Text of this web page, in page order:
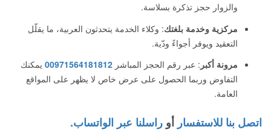
والزوار حجز تذكرة بسلاسة.
مركزية وخدمة بلغتك: وكلاء الخدمة يتحدثون العربية، ما يقلّل
التعقيد ويوفر أجواءً ودّية.
مرونة أكبر : عبر رقم الحجز المباشر 00971564181812 يمكنك
التفاوض وربما الحصول على عرض خاص لا يظهر على المواقع
العامة.
اتصل بنا للاستفسار أو راسلنا عبر الواتساب.